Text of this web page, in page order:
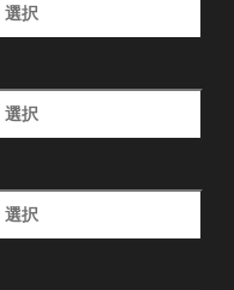
選択
選択
選択